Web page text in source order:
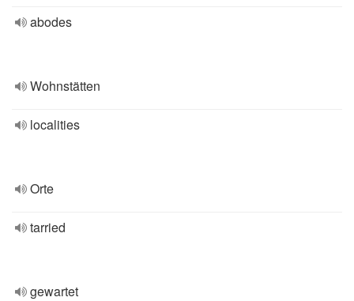
abodes
Wohnstätten
localities
Orte
tarried
gewartet